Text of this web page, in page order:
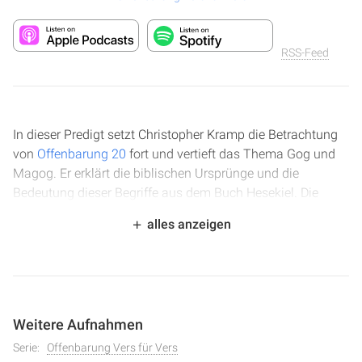
RSS-Feed
In dieser Predigt setzt Christopher Kramp die Betrachtung
von Offenbarung 20 fort und vertieft das Thema Gog und
Magog. Er erklärt die biblischen Ursprünge und die
Bedeutung dieser Begriffe aus dem Buch Hesekiel. Die
Endzeitschlacht, die Rolle verschiedener Völker und die
In dieser Predigt wird die prophetische Vision von Gog und
Magog aus Hesekiel 38 und 39 vertieft. Christopher Kramp
alles anzeigen
Weitere Aufnahmen
Serie: Offenbarung Vers für Vers